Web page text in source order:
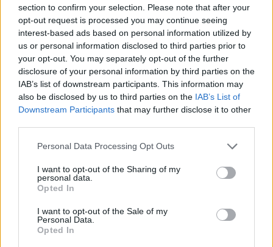
section to confirm your selection. Please note that after your
opt-out request is processed you may continue seeing
interest-based ads based on personal information utilized by
us or personal information disclosed to third parties prior to
your opt-out. You may separately opt-out of the further
disclosure of your personal information by third parties on the
IAB’s list of downstream participants. This information may
also be disclosed by us to third parties on the IAB’s List of
Downstream Participants that may further disclose it to other
Please note that this website/app uses one or more Google
not limited to your visit or usage behaviour. You may click to
grant or deny consent to Google and its third-party tags to
use your data for below specified purposes in below Google
consent section.
Personal Data Processing Opt Outs
I want to opt-out of the Sharing of my
personal data.
Opted In
I want to opt-out of the Sale of my
Personal Data.
Opted In